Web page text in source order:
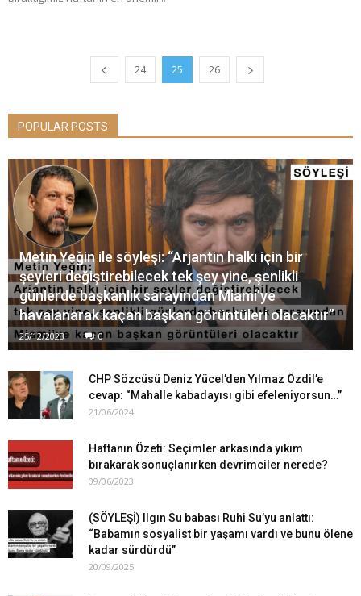
24 25 26
POPULAR POSTS
Metin Yeğin ile söyleşi: “Arjantin halkı için bir
şeyleri değiştirebilecek tek şey yine, şenlikli
günlerde başkanlık sarayından Miami’ye
havalanarak kaçan başkan görüntüleri olacaktır”
25/12/2023 0
CHP Sözcüsü Deniz Yücel’den Yılmaz Özdil’e
cevap: “Mahalle kabadayısı gibi efeleniyorsun…”
21/06/2024
Haftanın Özeti: Seçimler arkasında yıkım
bırakarak sonuçlanırken devrimciler nerede?
09/06/2023
(SÖYLEŞİ) Ilgın Su babası Ruhi Su’yu anlattı:
“Babamın sosyalist bir yaşamı vardı ve bunu ölene
kadar sürdürdü”
20/09/2025